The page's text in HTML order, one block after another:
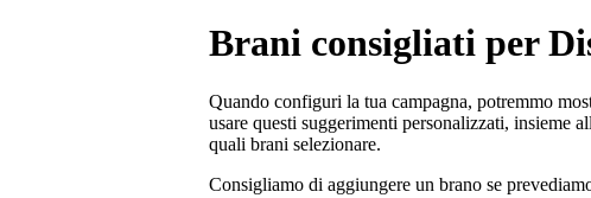
Brani consigliati per
Quando configuri la tua campagna, potremmo
usare questi suggerimenti personalizzati, insieme
quali brani selezionare.
Consigliamo di aggiungere un brano se